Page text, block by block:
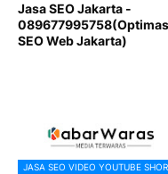
Jasa SEO Jakarta -
SEO Web Jakarta)
JASA SEO VIDEO YOUTUBE